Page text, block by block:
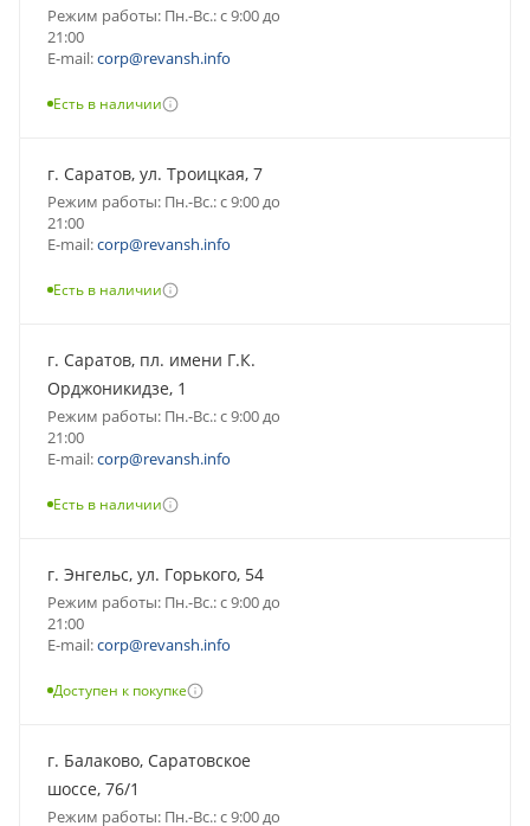
Режим работы: Пн.-Вс.: с 9:00 до
21:00
E-mail:corp@revansh.info
Есть в наличии
г. Саратов, ул. Троицкая, 7
Режим работы: Пн.-Вс.: с 9:00 до
21:00
E-mail:corp@revansh.info
Есть в наличии
г. Саратов, пл. имени Г.К.
Орджоникидзе, 1
Режим работы: Пн.-Вс.: с 9:00 до
21:00
E-mail:corp@revansh.info
Есть в наличии
г. Энгельс, ул. Горького, 54
Режим работы: Пн.-Вс.: с 9:00 до
21:00
E-mail:corp@revansh.info
Доступен к покупке
г. Балаково, Саратовское
шоссе, 76/1
Режим работы: Пн.-Вс.: с 9:00 до